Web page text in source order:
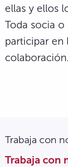
ellas y ellos
Toda socia
participar en
colaboración.
Trabaja con
Trabaja con